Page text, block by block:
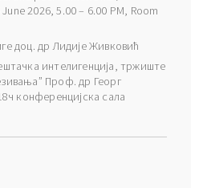
2026, 5.00 – 6.00 PM, Room
доц. др Лидије Живковић
интелигенција, тржиште
Проф. др Георг
конференцијска сала